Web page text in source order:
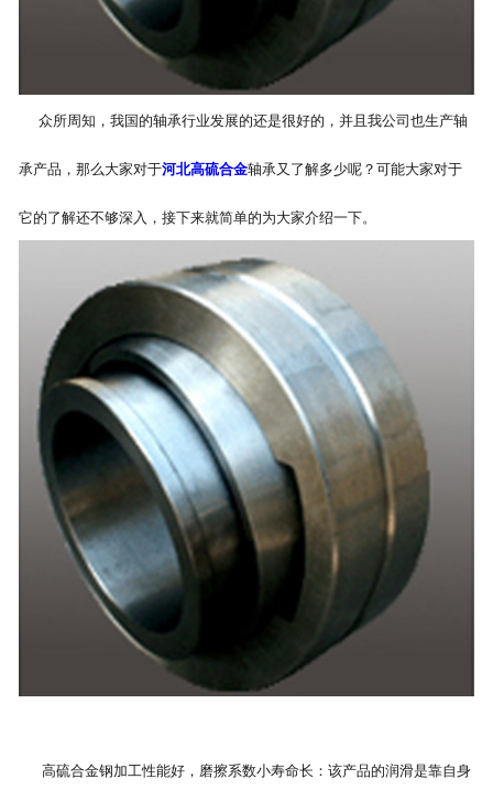
众所周知，我国的轴承行业发展的还是很好的，并且我公司也生产轴
承产品，那么大家对于河北高硫合金轴承又了解多少呢？可能大家对于
它的了解还不够深入，接下来就简单的为大家介绍一下。
高硫合金钢加工性能好，磨擦系数小寿命长：该产品的润滑是靠自身